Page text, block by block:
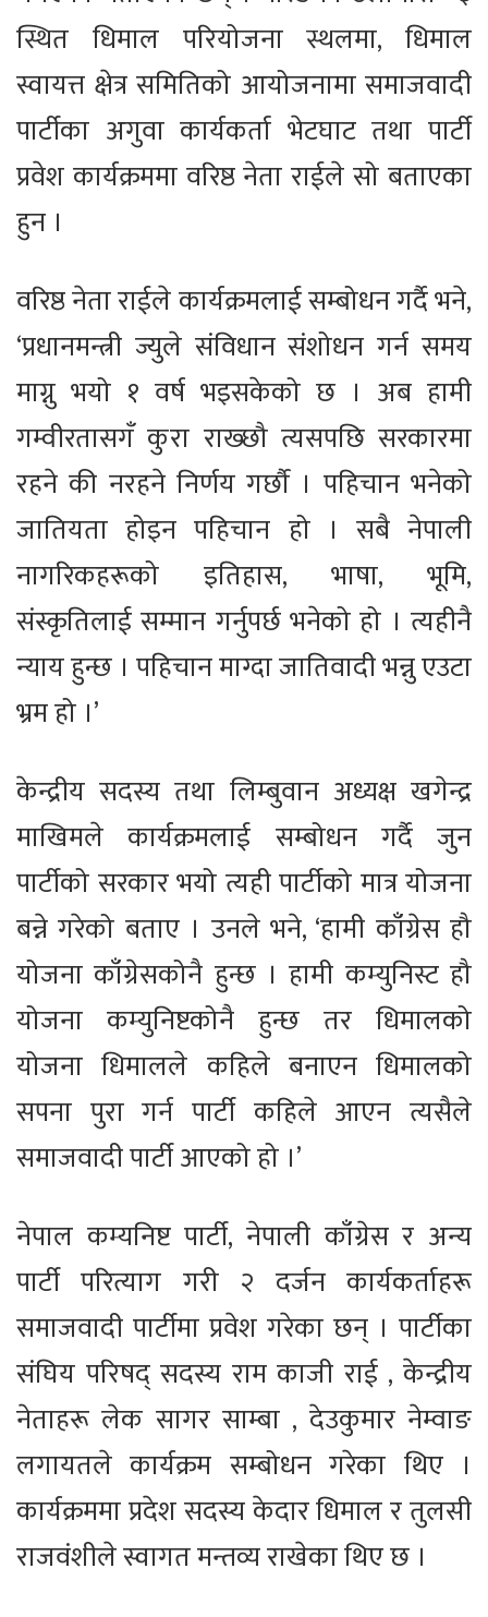
स्थित धिमाल परियोजना स्थलमा, धिमाल
स्वायत्त क्षेत्र समितिको आयोजनामा समाजवादी
पार्टीका अगुवा कार्यकर्ता भेटघाट तथा पार्टी
प्रवेश कार्यक्रममा वरिष्ठ नेता राईले सो बताएका
हुन ।
वरिष्ठ नेता राईले कार्यक्रमलाई सम्बोधन गर्दै भने,
‘प्रधानमन्त्री ज्युले संविधान संशोधन गर्न समय
माग्नु भयो १ वर्ष भइसकेको छ । अब हामी
गम्वीरतासगँ कुरा राख्छौ त्यसपछि सरकारमा
रहने की नरहने निर्णय गर्छौ । पहिचान भनेको
जातियता होइन पहिचान हो । सबै नेपाली
नागरिकहरूको इतिहास, भाषा, भूमि,
संस्कृतिलाई सम्मान गर्नुपर्छ भनेको हो । त्यहीनै
न्याय हुन्छ । पहिचान माग्दा जातिवादी भन्नु एउटा
भ्रम हो ।’
केन्द्रीय सदस्य तथा लिम्बुवान अध्यक्ष खगेन्द्र
माखिमले कार्यक्रमलाई सम्बोधन गर्दै जुन
पार्टीको सरकार भयो त्यही पार्टीको मात्र योजना
बन्ने गरेको बताए । उनले भने, ‘हामी काँग्रेस हौ
योजना काँग्रेसकोनै हुन्छ । हामी कम्युनिस्ट हौ
योजना कम्युनिष्टकोनै हुन्छ तर धिमालको
योजना धिमालले कहिले बनाएन धिमालको
सपना पुरा गर्न पार्टी कहिले आएन त्यसैले
समाजवादी पार्टी आएको हो ।’
नेपाल कम्यनिष्ट पार्टी, नेपाली काँग्रेस र अन्य
पार्टी परित्याग गरी २ दर्जन कार्यकर्ताहरू
समाजवादी पार्टीमा प्रवेश गरेका छन् । पार्टीका
संघिय परिषद् सदस्य राम काजी राई , केन्द्रीय
नेताहरू लेक सागर साम्बा , देउकुमार नेम्वाङ
लगायतले कार्यक्रम सम्बोधन गरेका थिए ।
कार्यक्रममा प्रदेश सदस्य केदार धिमाल र तुलसी
राजवंशीले स्वागत मन्तव्य राखेका थिए छ ।